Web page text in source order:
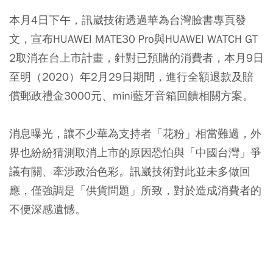
本月4日下午，訊崴技術透過華為台灣臉書專頁發
文，宣布HUAWEI MATE30 Pro與HUAWEI WATCH GT
2取消在台上市計畫，針對已預購的消費者，本月9日
至明（2020）年2月29日期間，進行全額退款及賠
償郵政禮金3000元、mini藍牙音箱回饋相關方案。
消息曝光，讓不少華為支持者「花粉」相當難過，外
界也紛紛猜測取消上市的原因恐怕與「中國台灣」爭
議有關、牽涉政治色彩。訊崴技術對此並未多做回
應，僅強調是「供貨問題」所致，對於造成消費者的
不便深感遺憾。